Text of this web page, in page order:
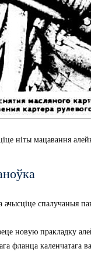
ніты мацавання
ачысціце спалучаныя
новую пракладку
фланца